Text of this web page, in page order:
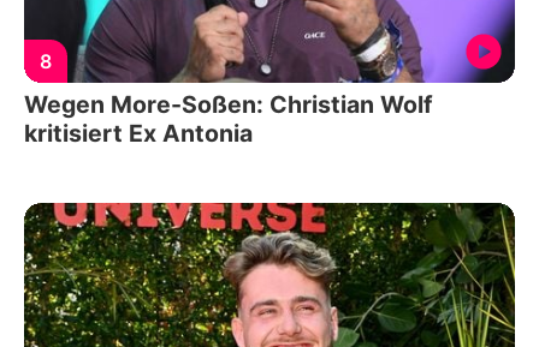
8
Wegen More-Soßen: Christian Wolf
kritisiert Ex Antonia